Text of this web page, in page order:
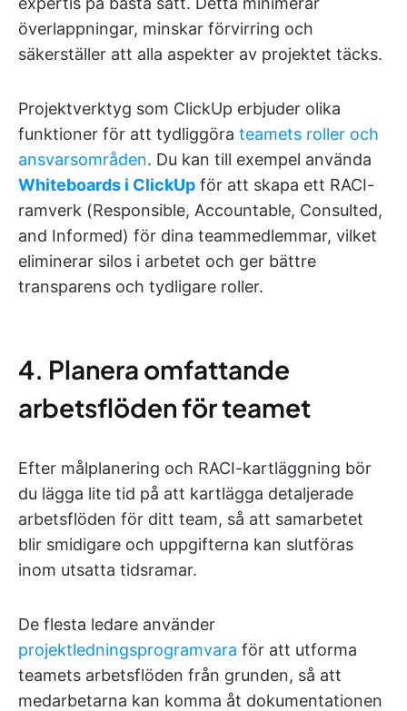
överlappningar, minskar förvirring och
säkerställer att alla aspekter av projektet täcks.
Projektverktyg som ClickUp erbjuder olika
funktioner för att tydliggöra teamets roller och
ansvarsområden. Du kan till exempel använda
Whiteboards i ClickUp för att skapa ett RACI-
ramverk (Responsible, Accountable, Consulted,
and Informed) för dina teammedlemmar, vilket
eliminerar silos i arbetet och ger bättre
transparens och tydligare roller.
4. Planera omfattande
arbetsflöden för teamet
Efter målplanering och RACI-kartläggning bör
du lägga lite tid på att kartlägga detaljerade
arbetsflöden för ditt team, så att samarbetet
blir smidigare och uppgifterna kan slutföras
inom utsatta tidsramar.
De flesta ledare använder
projektledningsprogramvara för att utforma
teamets arbetsflöden från grunden, så att
medarbetarna kan komma åt dokumentationen